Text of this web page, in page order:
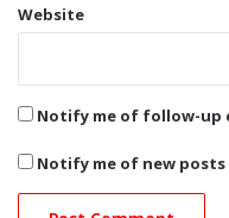
Website
Notify me of follow-up
Notify me of new posts